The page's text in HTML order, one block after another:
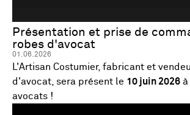
Présentation et prise de
robes d'avocat
01.06.2026
L'Artisan Costumier, fabricant et
d'avocat, sera présent le 10 juin 2026 à
avocats !